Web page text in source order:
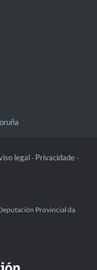
legal- Privacidade -
Provincial da